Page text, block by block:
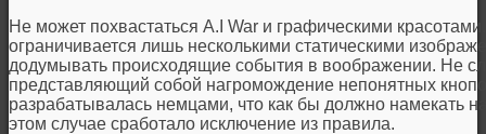
Не может похвастаться A.I War и графическими
ограничивается лишь несколькими статическими
додумывать происходящие события в воображении. Не
представляющий собой нагромождение непонятных
разрабатывалась немцами, что как бы должно намекать
этом случае сработало исключение из правила.